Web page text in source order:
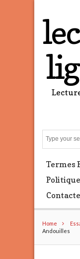
Termes
Home
Andouilles